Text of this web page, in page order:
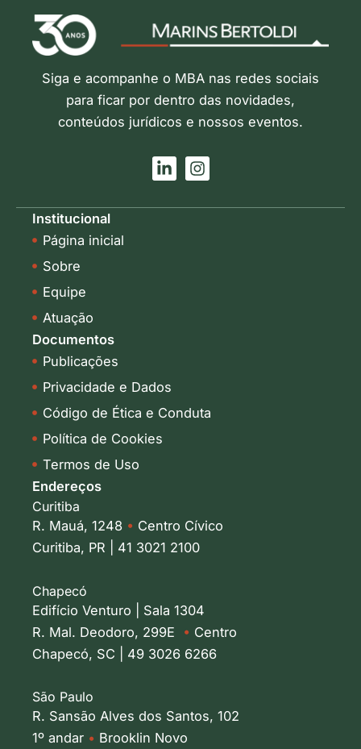
Siga e acompanhe o MBA nas redes sociais
para ficar por dentro das novidades,
conteúdos jurídicos e nossos eventos.
L
i
k
I
n
t
Institucional
Página inicial
Sobre
Equipe
Atuação
Documentos
Publicações
Privacidade e Dados
Código de Ética e Conduta
Política de Cookies
Termos de Uso
Endereços
Curitiba
R. Mauá, 1248 • Centro Cívico
Curitiba, PR | 41 3021 2100
Chapecó
Edifício Venturo | Sala 1304
R. Mal. Deodoro, 299E • Centro
Chapecó, SC | 49 3026 6266
São Paulo
R. Sansão Alves dos Santos, 102
1º andar • Brooklin Novo